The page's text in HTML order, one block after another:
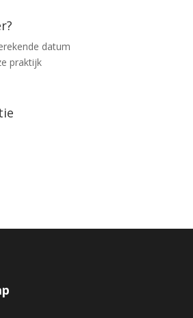
datum
praktijk